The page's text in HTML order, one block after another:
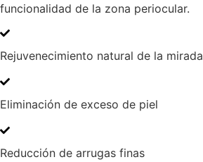
funcionalidad de la zona periocular.
Rejuvenecimiento natural de la mirada
Eliminación de exceso de piel
Reducción de arrugas finas